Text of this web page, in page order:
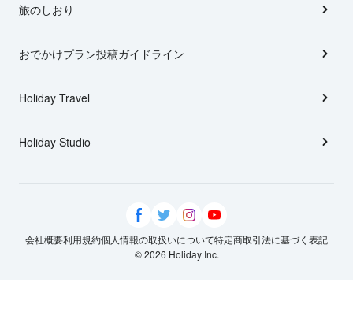
旅のしおり
おでかけプラン投稿ガイドライン
Holiday Travel
Holiday Studio
会社概要利用規約個人情報の取扱いについて特定商取引法に基づく表記
© 2026 Holiday Inc.